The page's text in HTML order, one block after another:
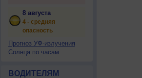
8 августа
4 - средняя
опасность
Прогноз УФ-излучения
Солнца по часам
ВОДИТЕЛЯМ